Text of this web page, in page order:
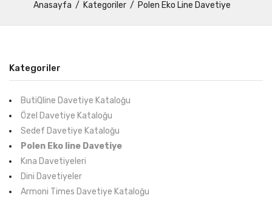
Anasayfa Kategoriler Polen Eko Line Davetiye
Kategoriler
ButiQline Davetiye Kataloğu
Özel Davetiye Kataloğu
Sedef Davetiye Kataloğu
Polen Eko line Davetiye
Kına Davetiyeleri
Dini Davetiyeler
Armoni Times Davetiye Kataloğu